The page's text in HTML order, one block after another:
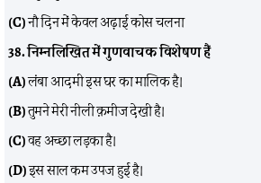
(C)नौ दिन में केवल अढ़ाई कोस चलना
38. निम्नलिखित में गुणवाचक विशेषण हैं
(A)लंबा आदमी इस घर का मालिक है।
(B)तुमने मेरी नीली क़मीज देखी है।
(C)वह अच्छा लड़का है।
(D)इस साल कम उपज हुई है।